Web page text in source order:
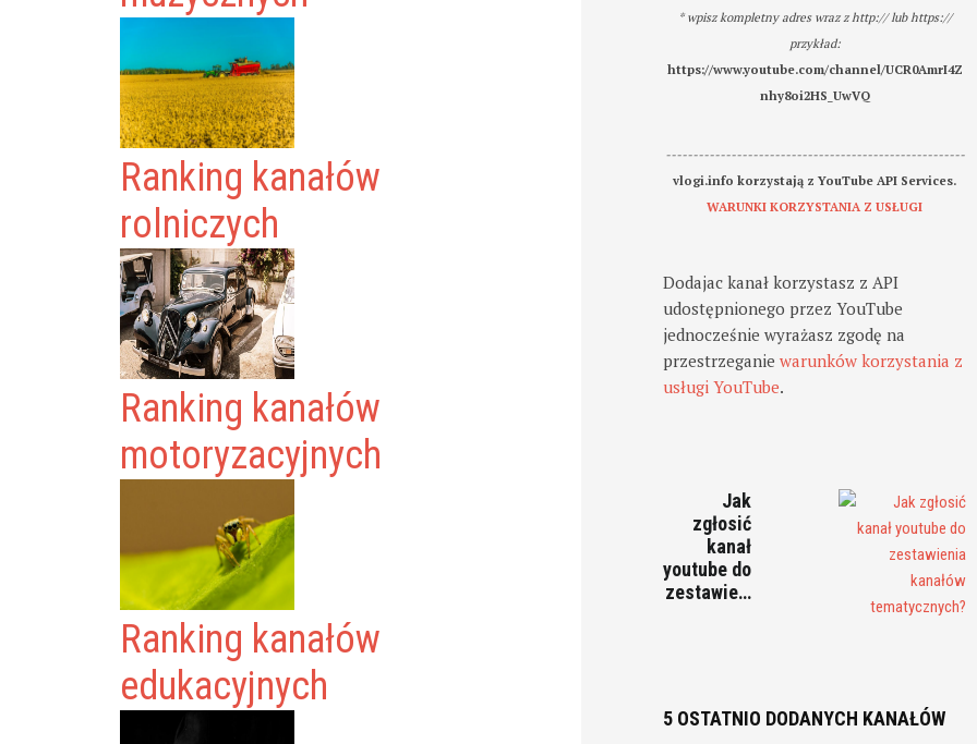
Ranking kanałów
rolniczych
Ranking kanałów
motoryzacyjnych
Ranking kanałów
edukacyjnych
* wpisz kompletny adres wraz z http:// lub https://
przykład:
https://www.youtube.com/channel/UCR0AmrI4Z
nhy8oi2HS_UwVQ
-------------------------------------------------------
vlogi.info korzystają z YouTube API Services.
WARUNKI KORZYSTANIA Z USŁUGI
Dodajac kanał korzystasz z API
udostępnionego przez YouTube
jednocześnie wyrażasz zgodę na
przestrzeganiewarunków korzystania z
usługi YouTube.
Jak
zgłosić
kanał
youtube do
zestawie…
5 OSTATNIO DODANYCH KANAŁÓW